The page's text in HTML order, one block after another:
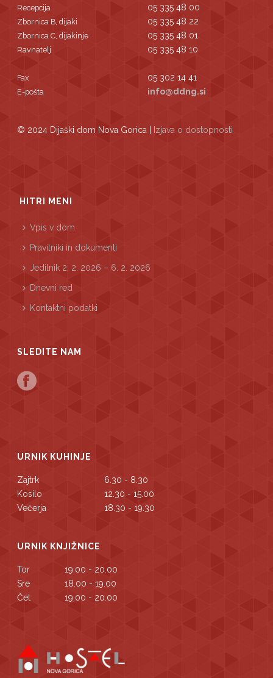
Recepcija 05 335 48 00
Zbornica B, dijaki 05 335 48 22
Zbornica C, dijakinje 05 335 48 01
Ravnatelj 05 335 48 10
Fax 05 302 14 41
E-pošta info@ddng.si
© 2024 Dijaški dom Nova Gorica | Izjava o dostopnosti
HITRI MENI
Vpis v dom
Pravilniki in dokumenti
Jedilnik 2. 2. 2026 – 6. 2. 2026
Dnevni red
Kontaktni podatki
SLEDITE NAM
URNIK KUHINJE
Zajtrk
6.30 - 8.30
Kosilo
12.30 - 15.00
Večerja
18.30 - 19.30
URNIK KNJIŽNICE
Tor
19.00 - 20.00
Sre
18.00 - 19.00
Čet
19.00 - 20.00